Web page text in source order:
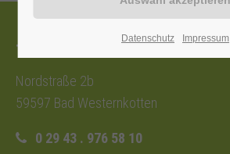
Tourist-Information
Nordstraße 2b
59597 Bad Westernkotten
0 29 43 . 976 58 10
Datenschutz Impressum